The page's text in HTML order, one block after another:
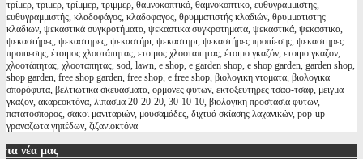
τρίμερ, τριμερ, τρίμμερ, τριμμερ, θαμνοκοπτικό, θαμνοκοπτικο, ευθυγραμμιστης,
ευθυγραμμιστής, κλαδοφάγος, κλαδοφαγος, θρυμματιστής κλαδιών, θρυμματιστης
κλαδιων, ψεκαστικά συγκροτήματα, ψεκαστικα συγκροτηματα, ψεκαστικά, ψεκαστικα,
ψεκαστήρες, ψεκαστηρες, ψεκαστήρι, ψεκαστηρι, ψεκαστήρες προπίεσης, ψεκαστηρες
προπιεσης, έτοιμος χλοοτάπητας, ετοιμος χλοοταπητας, έτοιμο γκαζόν, ετοιμο γκαζον,
χλοοτάπητας, χλοοταπητας, sod, lawn, e shop, e garden shop, e shop garden, garden shop,
shop garden, free shop garden, free shop, e free shop, βιολογικη ντοματα, βιολογικα
σπορόφυτα, βελτιωτικα σκευασματα, ορμονες φυτων, εκτοξευτηρες τσαφ-τσαφ, μειγμα
γκαζον, ακαρεοκτόνα, λιπασμα 20-20-20, 30-10-10, βιολογικη προστασία φυτων,
πατατοσπορος, σακοι μανιταριών, μουσαμάδες, διχτυά σκίασης λαχανικών, pop-up
γραναζωτα γηπέδων, ζιζανιοκτόνα
τα νέα μας